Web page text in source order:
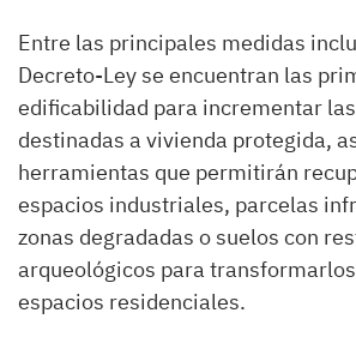
Entre las principales medidas
Decreto-Ley se encuentran las
edificabilidad para incrementar
destinadas a vivienda protegida,
herramientas que permitirán
espacios industriales, parcelas
zonas degradadas o suelos con
arqueológicos para
espacios residenciales.